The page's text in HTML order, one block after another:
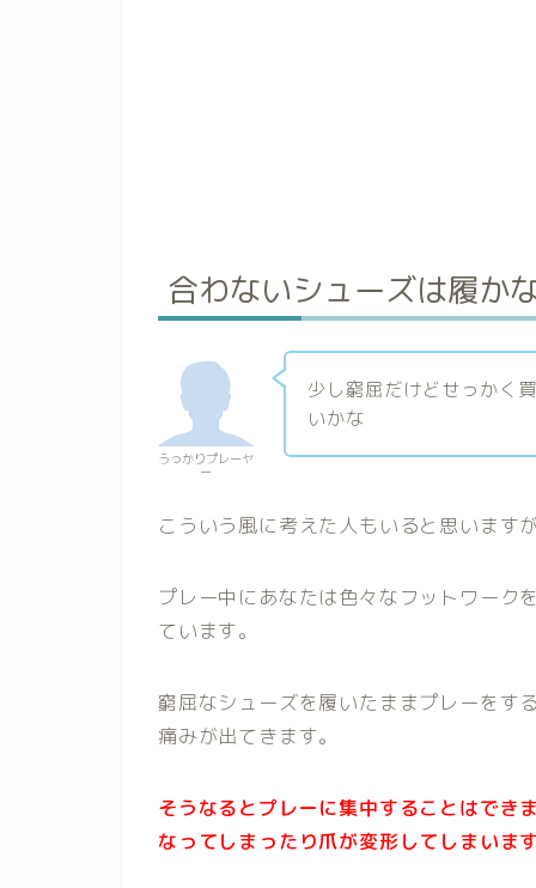
合わないシューズは履か
うっかりプレーヤ
ー
少し窮屈だけどせっかく
いかな
こういう風に考えた人もいると思います
プレー中にあなたは色々なフットワーク
ています。
窮屈なシューズを履いたままプレーをす
痛みが出てきます。
そうなるとプレーに集中することはでき
なってしまったり爪が変形してしまいま